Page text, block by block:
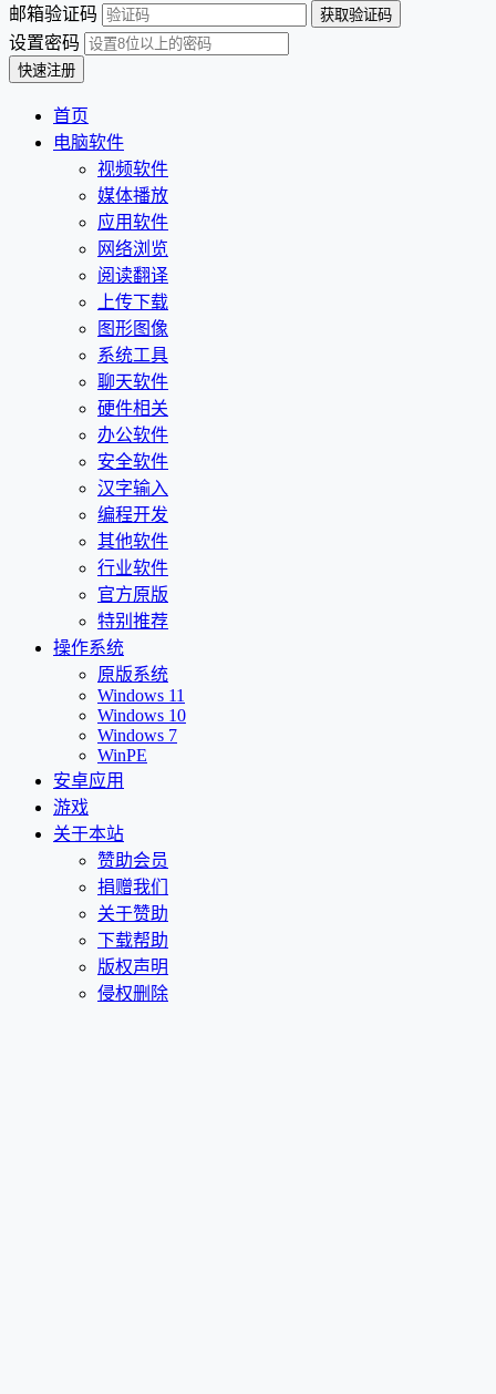
邮箱验证码
设置密码
首页
电脑软件
视频软件
媒体播放
应用软件
网络浏览
阅读翻译
上传下载
图形图像
系统工具
聊天软件
硬件相关
办公软件
安全软件
汉字输入
编程开发
其他软件
行业软件
官方原版
特别推荐
操作系统
原版系统
Windows 11
Windows 10
Windows 7
WinPE
安卓应用
游戏
关于本站
赞助会员
捐赠我们
关于赞助
下载帮助
版权声明
侵权删除